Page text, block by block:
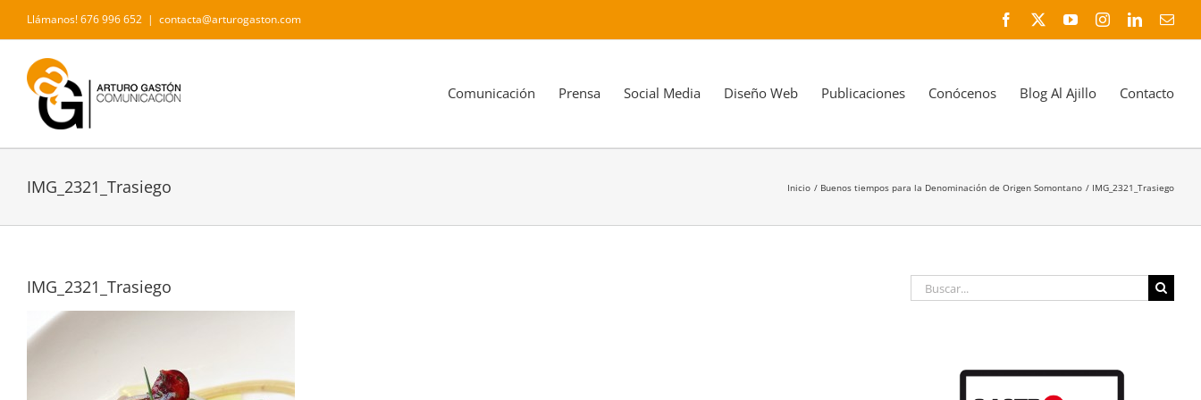
contenido
Llámanos! 676 996 652 | contacta@arturogaston.com Facebook YouTubeInstagramLinkedIn
Comunicación Prensa Social Media Diseño Web Publicaciones Conócenos Blog Al Ajillo Contacto
IMG_2321_Trasiego Inicio Buenos tiempos para la Denominación de Origen Somontano IMG_2321_Trasiego
IMG_2321_Trasiego Buscar: